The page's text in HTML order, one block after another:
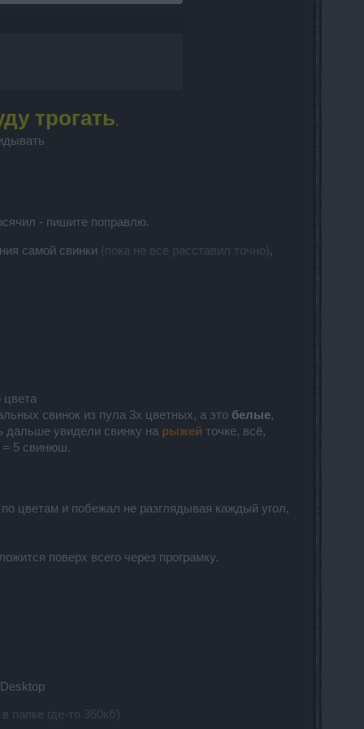
трогать,
- пишите поправлю.
самой свинки (пока не все расставил точно),
цвета
свинок из пула 3х цветных, а это белые,
увидели свинку на рыжей точке, всё,
= 5 свинюш.
цветам и побежал не разглядывая каждый угол,
поверх всего через програмку.
папке где-то 360кб)